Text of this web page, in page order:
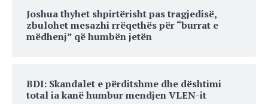
Joshua thyhet shpirtërisht pas tragjedisë,
zbulohet mesazhi rrëqethës për “burrat e
mëdhenj” që humbën jetën
BDI: Skandalet e përditshme dhe dështimi
total ia kanë humbur mendjen VLEN-it